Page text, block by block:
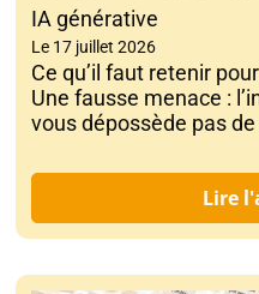
IA générative
Le 17 juillet 2026
Ce qu’il faut retenir
Une fausse menace :
vous dépossède pas de
Lire